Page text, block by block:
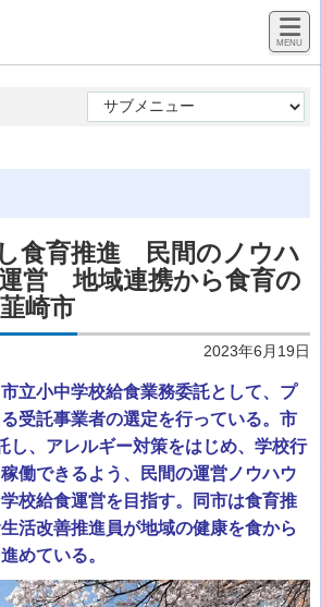
食育推進 民間のノウハ
営 地域連携から食育の
崎市
2023年6月19日
立小中学校給食業務委託として、プ
受託事業者の選定を行っている。市
し、アレルギー対策をはじめ、学校行
働できるよう、民間の運営ノウハウ
校給食運営を目指す。同市は食育推
活改善推進員が地域の健康を食から
めている。